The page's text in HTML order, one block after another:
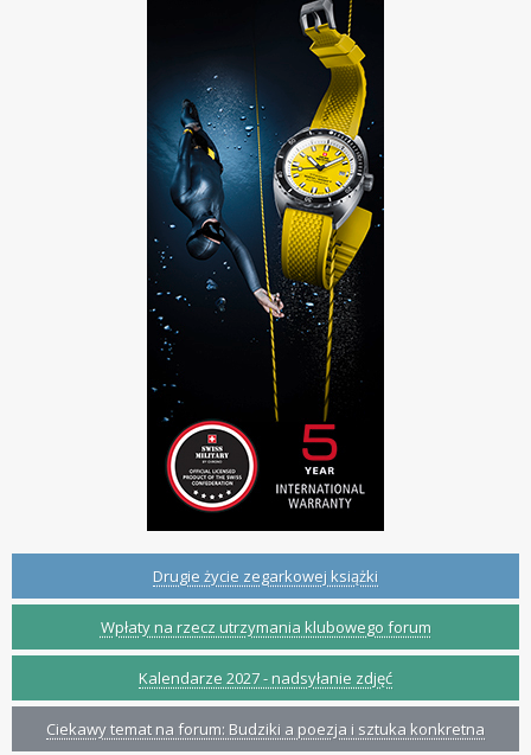
Drugie życie zegarkowej książki
Wpłaty na rzecz utrzymania klubowego forum
Kalendarze 2027 - nadsyłanie zdjęć
Ciekawy temat na forum: Budziki a poezja i sztuka konkretna